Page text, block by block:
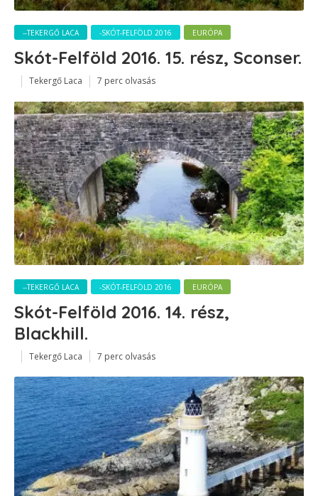
--TEKERGŐ LACA -SKÓT-FELFÖLD 2016 EURÓPA
Skót-Felföld 2016. 15. rész, Sconser.
Tekergő Laca 7 perc olvasás
--TEKERGŐ LACA -SKÓT-FELFÖLD 2016 EURÓPA
Skót-Felföld 2016. 14. rész,
Blackhill.
Tekergő Laca 7 perc olvasás